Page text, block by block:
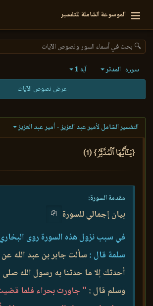
الموسوعة الشاملة للتفسير
🔍 بحث في أسماء السور ونصوص الآيات
سورة المدثر آية 1
عرض نصوص الآيات
التفسير الشامل لأمير عبد العزيز - أمير عبد العزيز
{يَـٰٓأَيُّهَا ٱلۡمُدَّثِّرُ} (1)
مقدمة السورة:
بيان إجمالي للسورة
في سبب نزول هذه السورة روى
سلمة قال : سألت جابر بن عبد الله
أحدثك إلا ما حدثنا به رسول الله صلى
وسلم قال : " جاورت بحراء فلما